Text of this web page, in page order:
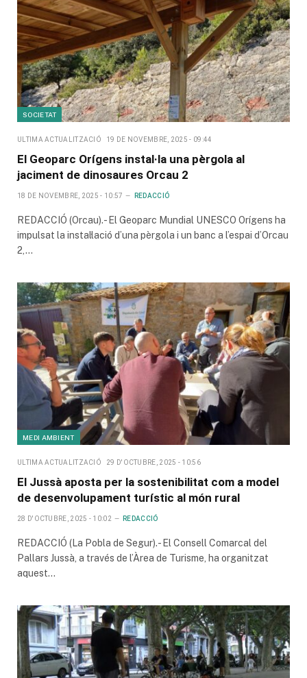
SOCIETAT
ULTIMA ACTUALITZACIÓ 19 DE NOVEMBRE, 2025 - 09:44
El Geoparc Orígens instal·la una pèrgola al
jaciment de dinosaures Orcau 2
18 DE NOVEMBRE, 2025 - 10:57 REDACCIÓ
REDACCIÓ (Orcau).- El Geoparc Mundial UNESCO Orígens ha
impulsat la instal·lació d’una pèrgola i un banc a l’espai d’Orcau
2,…
MEDI AMBIENT
ULTIMA ACTUALITZACIÓ 29 D'OCTUBRE, 2025 - 10:56
El Jussà aposta per la sostenibilitat com a model
de desenvolupament turístic al món rural
28 D'OCTUBRE, 2025 - 10:02 REDACCIÓ
REDACCIÓ (La Pobla de Segur).- El Consell Comarcal del
Pallars Jussà, a través de l’Àrea de Turisme, ha organitzat
aquest…